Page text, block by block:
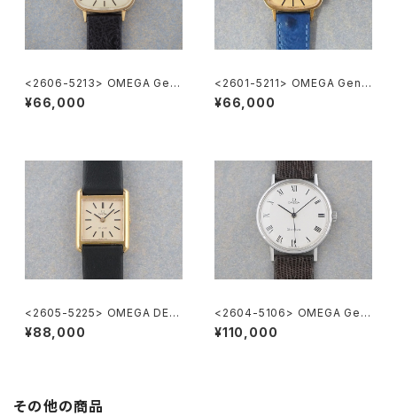
<2606-5213> OMEGA Gen
eve
¥66,000
<2601-5211> OMEGA Gene
ve
¥66,000
<2605-5225> OMEGA DE V
ILE
¥88,000
<2604-5106> OMEGA Gen
eve
¥110,000
その他の商品